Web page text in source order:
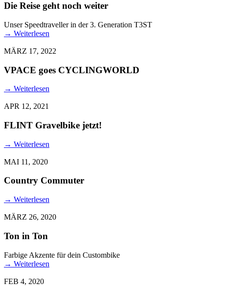
Die Reise geht noch weiter
Unser Speedtraveller in der 3. Generation T3ST
→ Weiterlesen
MÄRZ 17, 2022
VPACE goes CYCLINGWORLD
→ Weiterlesen
APR 12, 2021
FLINT Gravelbike jetzt!
→ Weiterlesen
MAI 11, 2020
Country Commuter
→ Weiterlesen
MÄRZ 26, 2020
Ton in Ton
Farbige Akzente für dein Custombike
→ Weiterlesen
FEB 4, 2020